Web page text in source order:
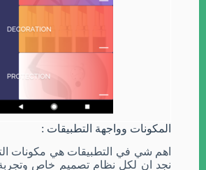
المكونات وواجهة التطبيقات :
اهم شي في التطبيقات هي مكونات